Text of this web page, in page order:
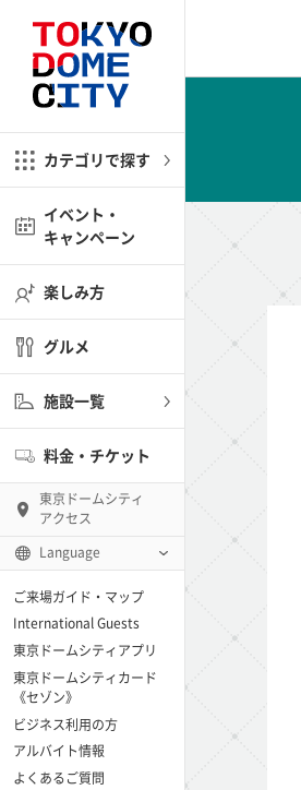
カテゴリで探す
閉じる
キッズ
ショップ
イベント・
キャンペーン
楽しみ方
グルメ
施設一覧
閉じる
クションズ
アソボーノ)
業施設
トラン
ドーム
ンキュー)
アーモ)
「blue-ing!」
料金・チケット
東京ドームシティ
アクセス
Language
ご来場ガイド・マップ
International Guests
東京ドームシティアプリ
東京ドームシティカード
《セゾン》
ビジネス利用の方
アルバイト情報
よくあるご質問